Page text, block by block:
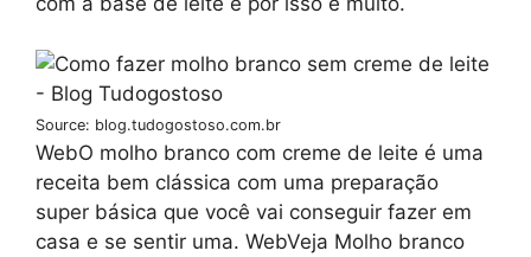
Source: blog.tudogostoso.com.br
WebO molho branco com creme de leite é uma
receita bem clássica com uma preparação
super básica que você vai conseguir fazer em
casa e se sentir uma. WebVeja Molho branco